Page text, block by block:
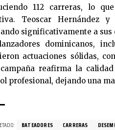
112 carreras, lo
Teoscar Hernández
significativamente a sus
dominicanos,
actuaciones sólidas,
reafirma la
profesional, dejando una
BATEADORES CARRERAS